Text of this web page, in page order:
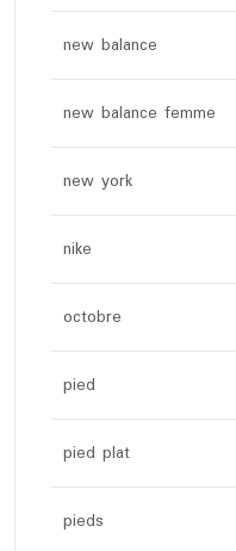
new balance
new balance femme
new york
nike
octobre
pied
pied plat
pieds